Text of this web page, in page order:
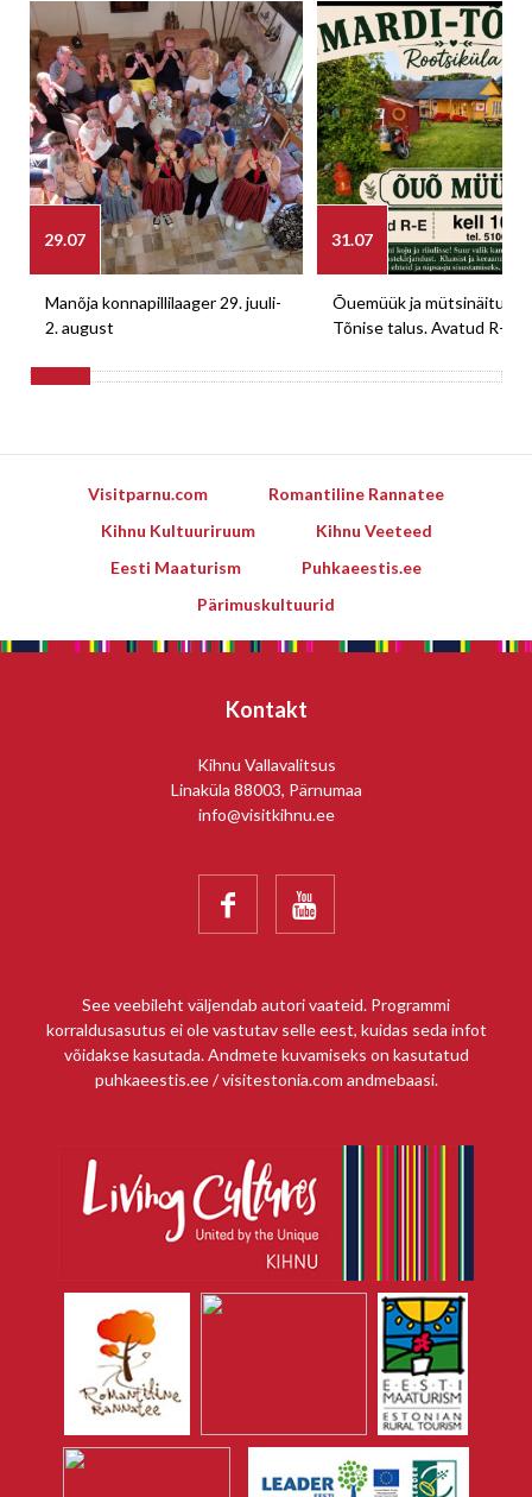
29.07
Manõja konnapillilaager 29. juuli-
2. august
31.07
Õuemüük ja mütsinäitus
Tõnise talus. Avatud R-E
Visitparnu.com
Romantiline Rannatee
Kihnu Kultuuriruum
Kihnu Veeteed
Eesti Maaturism
Puhkaeestis.ee
Pärimuskultuurid
Kontakt
Kihnu Vallavalitsus
Linaküla 88003, Pärnumaa
info@visitkihnu.ee
 
See veebileht väljendab autori vaateid. Programmi
korraldusasutus ei ole vastutav selle eest, kuidas seda infot
võidakse kasutada. Andmete kuvamiseks on kasutatud
puhkaeestis.ee / visitestonia.com andmebaasi.